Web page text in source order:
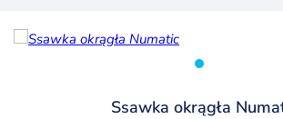
Ssawka okrągła